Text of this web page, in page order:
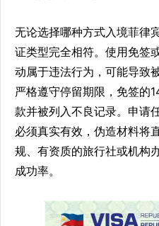
无论选择哪种方式入境菲律
证类型完全相符。使用免签
动属于违法行为，可能导致
严格遵守停留期限，免签的
款并被列入不良记录。申请
必须真实有效，伪造材料将
规、有资质的旅行社或机构
成功率。